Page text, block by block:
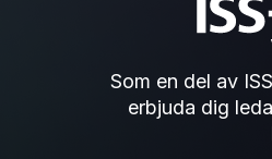
Som en del av
erbjuda dig